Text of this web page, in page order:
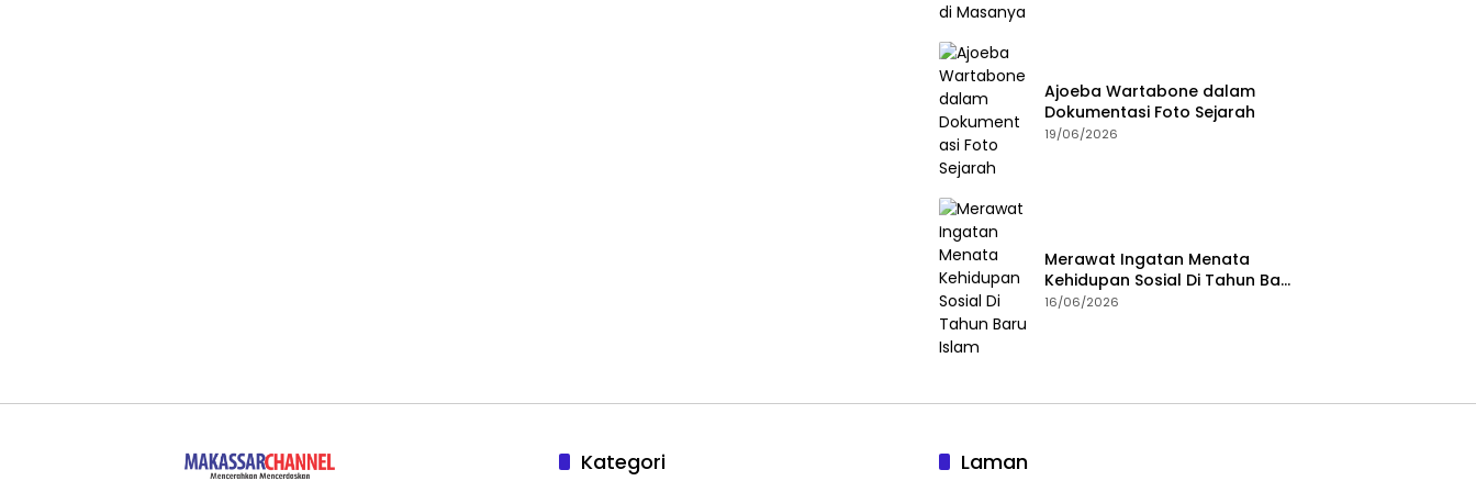
Ajoeba Wartabone dalam
Dokumentasi Foto Sejarah
19/06/2026
Merawat Ingatan Menata
Kehidupan Sosial Di Tahun Baru
Islam
16/06/2026
Kategori Laman